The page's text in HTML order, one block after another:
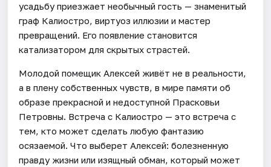
усадьбу приезжает необычный гость — знаменитый
граф Калиостро, виртуоз иллюзии и мастер
превращений. Его появление становится
катализатором для скрытых страстей.
Молодой помещик Алексей живёт не в реальности,
а в плену собственных чувств, в мире памяти об
образе прекрасной и недоступной Прасковьи
Петровны. Встреча с Калиостро — это встреча с
тем, кто может сделать любую фантазию
осязаемой. Что выберет Алексей: болезненную
правду жизни или изящный обман, который может